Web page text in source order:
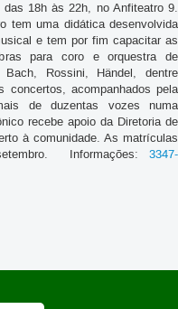
18h às 22h, no Anfiteatro 9.
tem uma didática desenvolvida
e tem por fim capacitar as
para coro e orquestra de
Rossini, Händel, dentre
concertos, acompanhados pela
de duzentas vozes numa
recebe apoio da Diretoria de
à comunidade. As matrículas
Informações: 3347-